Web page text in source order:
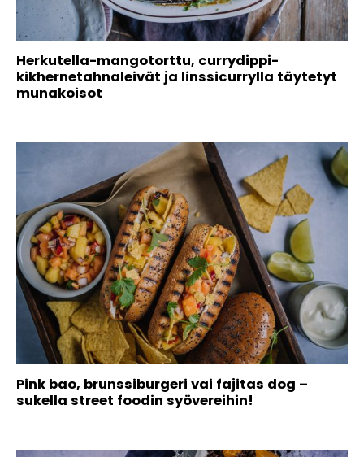
Herkutella-mangotorttu, currydippi-
kikhernetahnaleivät ja linssicurrylla täytetyt
munakoisot
Pink bao, brunssiburgeri vai fajitas dog –
sukella street foodin syövereihin!